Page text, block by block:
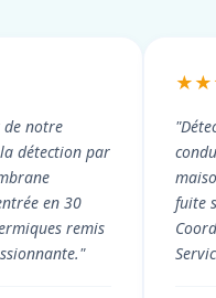
notre
détection par
en 30
remis
fuite